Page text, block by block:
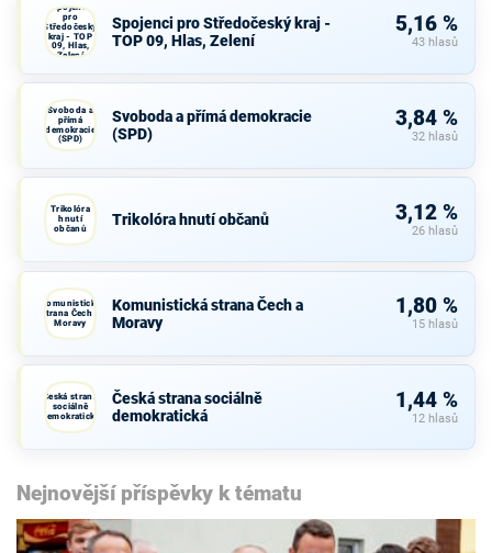
Spojenci
pro
Středočeský
kraj - TOP
09, Hlas,
Zelení
Spojenci pro Středočeský kraj -
TOP 09, Hlas, Zelení
5,16 %
43 hlasů
Svoboda a
přímá
demokracie
(SPD)
Svoboda a přímá demokracie
(SPD)
3,84 %
32 hlasů
Trikolóra
hnutí
občanů
Trikolóra hnutí občanů 3,12 %
26 hlasů
Komunistická
strana Čech a
Moravy
Komunistická strana Čech a
Moravy
1,80 %
15 hlasů
Česká strana
sociálně
demokratická
Česká strana sociálně
demokratická
1,44 %
12 hlasů
Nejnovější příspěvky k tématu